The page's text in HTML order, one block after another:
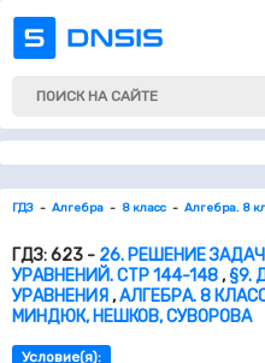
ГДЗ Алгебра 8 класс Алгебра. 8
ГДЗ: 623 - 26. РЕШЕНИЕ
УРАВНЕНИЙ. СТР 144-148,§9.
УРАВНЕНИЯ,АЛГЕБРА. 8
МИНДЮК, НЕШКОВ, СУВОРОВА
Условие(я):